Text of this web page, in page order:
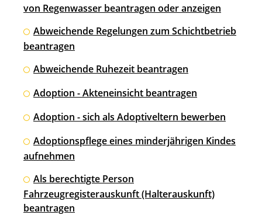
von Regenwasser beantragen oder anzeigen
Abweichende Regelungen zum Schichtbetrieb
beantragen
Abweichende Ruhezeit beantragen
Adoption - Akteneinsicht beantragen
Adoption - sich als Adoptiveltern bewerben
Adoptionspflege eines minderjährigen Kindes
aufnehmen
Als berechtigte Person
Fahrzeugregisterauskunft (Halterauskunft)
beantragen